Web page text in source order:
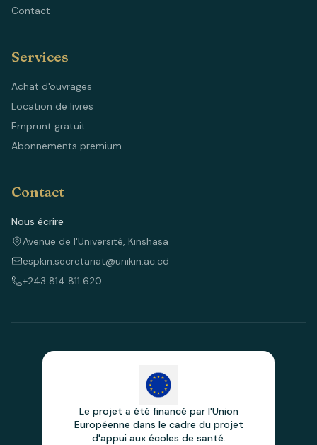
Contact
Services
Achat d'ouvrages
Location de livres
Emprunt gratuit
Abonnements premium
Contact
Nous écrire
Avenue de l'Université, Kinshasa
espkin.secretariat@unikin.ac.cd
+243 814 811 620
Le projet a été financé par l'Union
Européenne dans le cadre du projet
d'appui aux écoles de santé.